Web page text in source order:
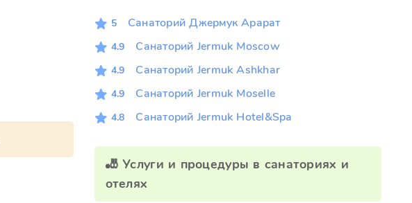
5 Санаторий Джермук Арарат
4.9 Санаторий Jermuk Moscow
4.9 Санаторий Jermuk Ashkhar
4.9 Санаторий Jermuk Moselle
4.8 Санаторий Jermuk Hotel&Spa
🎳 Услуги и процедуры в санаториях и
отелях